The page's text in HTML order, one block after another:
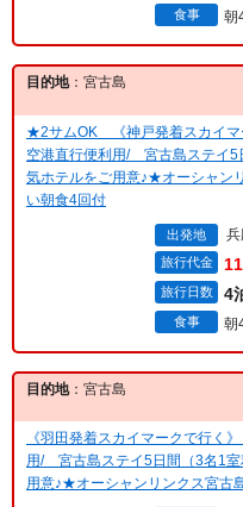
食事 朝
目的地：宮古島
★2サムOK 《神戸発着スカイマ
空港直行便利用/ 宮古島ステイ5
気ホテルをご用意♪★オーシャン
い朝食4回付
出発地
旅行代金
旅行日数 4
食事 朝
目的地：宮古島
《羽田発着スカイマークで行く
用/ 宮古島ステイ5日間（3名1
用意♪★オーシャンリンクス宮古